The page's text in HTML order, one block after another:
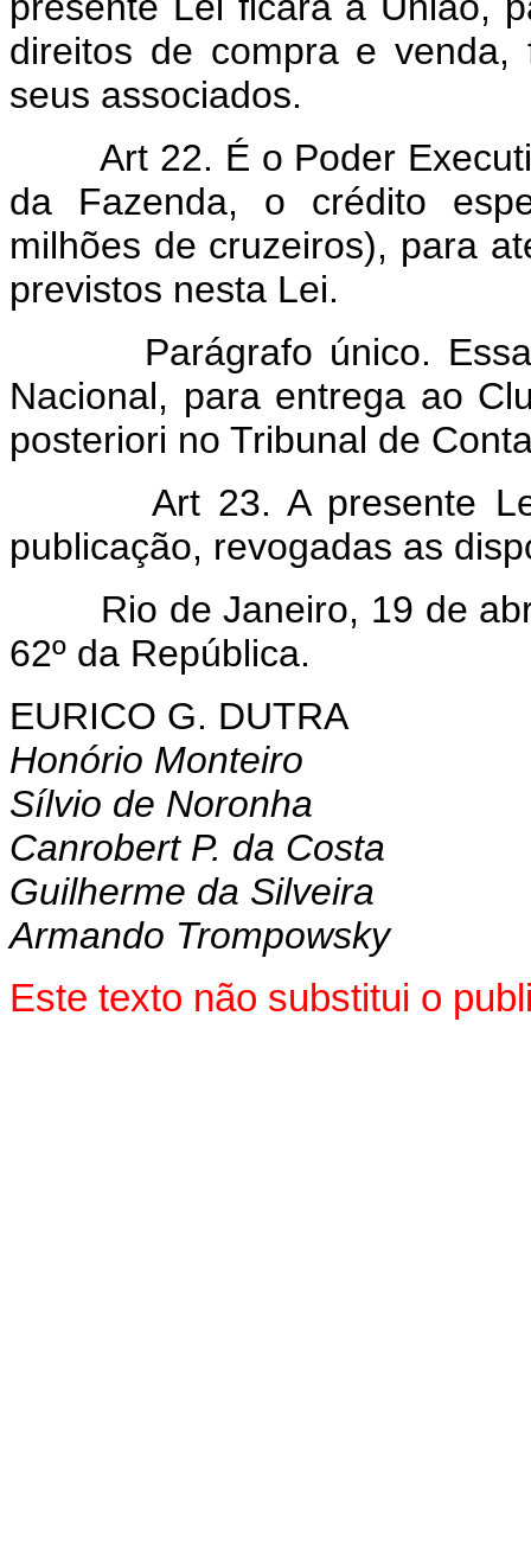
direitos de compra e
seus associados.
Art 22. É o Poder
da Fazenda, o crédito
milhões de cruzeiros), para
previstos nesta Lei.
Parágrafo único. Essa
Nacional, para entrega ao
posteriori no Tribunal de
Art 23. A presente
publicação, revogadas as
Rio de Janeiro, 19 de abril
62º da República.
EURICO G. DUTRA
Honório Monteiro
Sílvio de Noronha
Canrobert P. da Costa
Guilherme da Silveira
Armando Trompowsky
Este texto não substitui o